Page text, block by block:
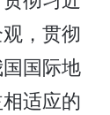
，贯彻
国际地
适应的